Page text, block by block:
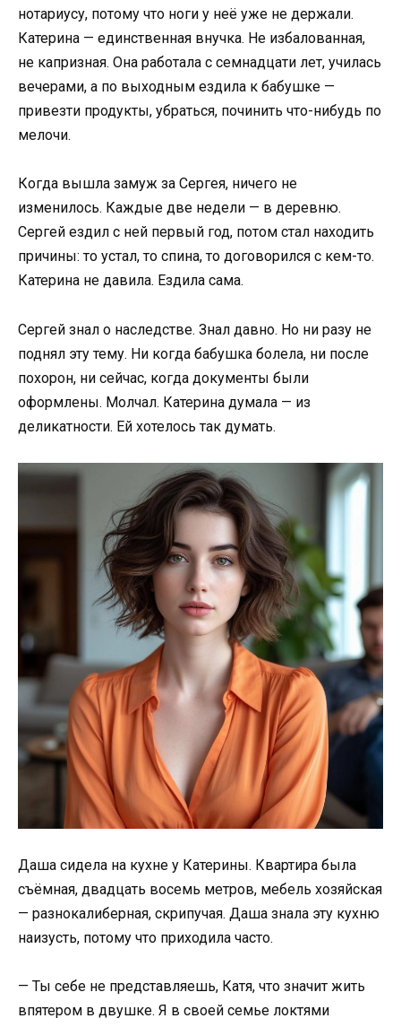
нотариусу, потому что ноги у неё уже не держали.
Катерина — единственная внучка. Не избалованная,
не капризная. Она работала с семнадцати лет, училась
вечерами, а по выходным ездила к бабушке —
привезти продукты, убраться, починить что-нибудь по
мелочи.
Когда вышла замуж за Сергея, ничего не
изменилось. Каждые две недели — в деревню.
Сергей ездил с ней первый год, потом стал находить
причины: то устал, то спина, то договорился с кем-то.
Катерина не давила. Ездила сама.
Сергей знал о наследстве. Знал давно. Но ни разу не
поднял эту тему. Ни когда бабушка болела, ни после
похорон, ни сейчас, когда документы были
оформлены. Молчал. Катерина думала — из
деликатности. Ей хотелось так думать.
Даша сидела на кухне у Катерины. Квартира была
съёмная, двадцать восемь метров, мебель хозяйская
— разнокалиберная, скрипучая. Даша знала эту кухню
наизусть, потому что приходила часто.
— Ты себе не представляешь, Катя, что значит жить
впятером в двушке. Я в своей семье локтями